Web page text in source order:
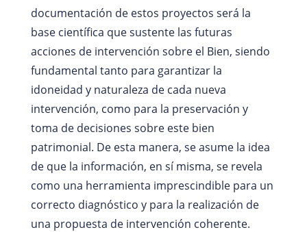
documentación de estos proyectos será la
base científica que sustente las futuras
acciones de intervención sobre el Bien, siendo
fundamental tanto para garantizar la
idoneidad y naturaleza de cada nueva
intervención, como para la preservación y
toma de decisiones sobre este bien
patrimonial. De esta manera, se asume la idea
de que la información, en sí misma, se revela
como una herramienta imprescindible para un
correcto diagnóstico y para la realización de
una propuesta de intervención coherente.